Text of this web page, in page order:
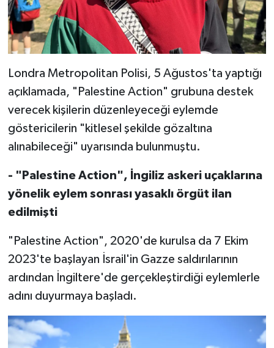
Londra Metropolitan Polisi, 5 Ağustos'ta yaptığı
açıklamada, "Palestine Action" grubuna destek
verecek kişilerin düzenleyeceği eylemde
göstericilerin "kitlesel şekilde gözaltına
alınabileceği" uyarısında bulunmuştu.
- "Palestine Action", İngiliz askeri uçaklarına
yönelik eylem sonrası yasaklı örgüt ilan
edilmişti
"Palestine Action", 2020'de kurulsa da 7 Ekim
2023'te başlayan İsrail'in Gazze saldırılarının
ardından İngiltere'de gerçekleştirdiği eylemlerle
adını duyurmaya başladı.